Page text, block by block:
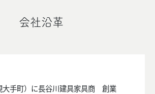
会社沿革
大手町）に長谷川建具家具商 創業